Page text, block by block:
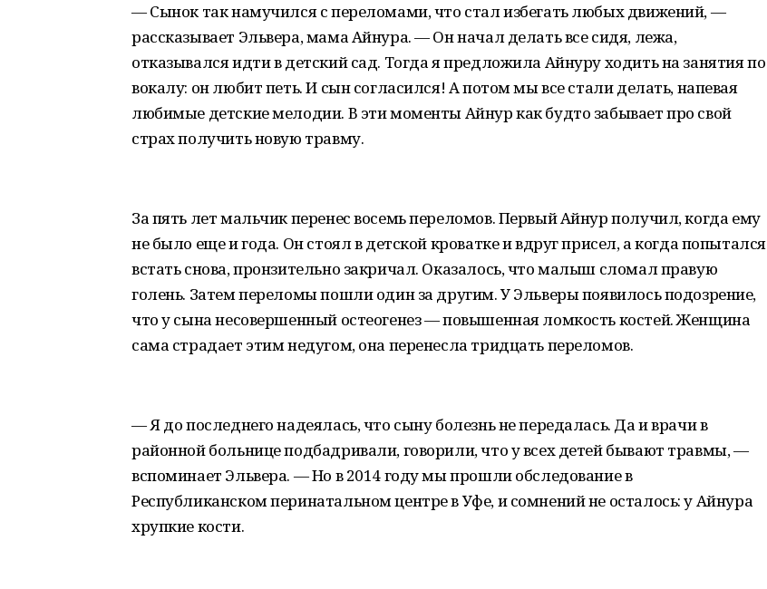
— Сынок так намучился с переломами, что стал избегать любых движений, —
рассказывает Эльвера, мама Айнура. — Он начал делать все сидя, лежа,
отказывался идти в детский сад. Тогда я предложила Айнуру ходить на занятия по
вокалу: он любит петь. И сын согласился! А потом мы все стали делать, напевая
любимые детские мелодии. В эти моменты Айнур как будто забывает про свой
страх получить новую травму.
За пять лет мальчик перенес восемь переломов. Первый Айнур получил, когда ему
не было еще и года. Он стоял в детской кроватке и вдруг присел, а когда попытался
встать снова, пронзительно закричал. Оказалось, что малыш сломал правую
голень. Затем переломы пошли один за другим. У Эльверы появилось подозрение,
что у сына несовершенный остеогенез — повышенная ломкость костей. Женщина
сама страдает этим недугом, она перенесла тридцать переломов.
— Я до последнего надеялась, что сыну болезнь не передалась. Да и врачи в
районной больнице подбадривали, говорили, что у всех детей бывают травмы, —
вспоминает Эльвера. — Но в 2014 году мы прошли обследование в
Республиканском перинатальном центре в Уфе, и сомнений не осталось: у Айнура
хрупкие кости.